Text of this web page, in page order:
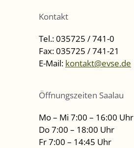
Kontakt
Tel.: 035725 / 741-0
Fax: 035725 / 741-21
E-Mail: kontakt@evse.de
Öffnungszeiten Saalau
Mo – Mi 7:00 – 16:00 Uhr
Do 7:00 – 18:00 Uhr
Fr 7:00 – 14:45 Uhr